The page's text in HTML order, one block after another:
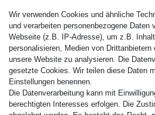
Festina Armband
Citizen Armband
M. Lacroix Armband
J. Lemans Armband
Uhrenarmbänder - Alle
Sicherheit
Wir verwenden Cookies und ähnliche
und verarbeiten personenbezogene Daten
Webseite (z.B. IP-Adresse), um z.B.
personalisieren, Medien von
unsere Website zu analysieren. Die
gesetzte Cookies. Wir teilen diese Daten
Einstellungen benennen.
Die Datenverarbeitung kann mit
berechtigten Interesses erfolgen. Die